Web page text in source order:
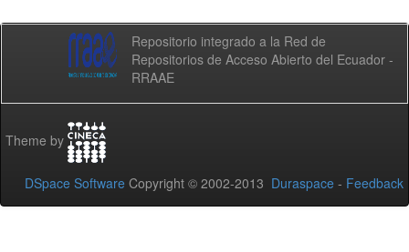
Repositorio integrado a la Red de
Repositorios de Acceso Abierto del Ecuador -
RRAAE
Theme by
DSpace Software Copyright © 2002-2013 Duraspace - Feedback